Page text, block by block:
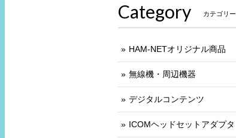
Category カテゴリー
HAM-NETオリジナル商品
無線機・周辺機器
デジタルコンテンツ
ICOMヘッドセットアダプタ